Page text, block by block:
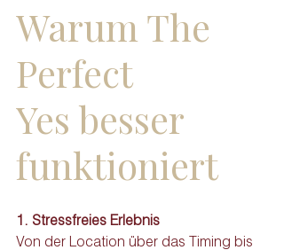
Warum The
Perfect
Yes besser
funktioniert
1. Stressfreies Erlebnis
Von der Location über das Timing bis